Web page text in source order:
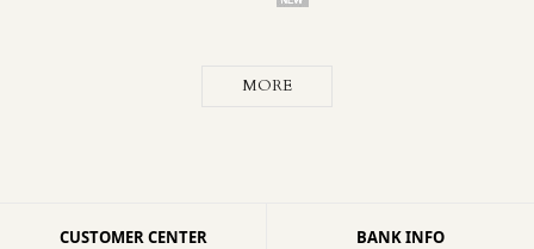
MORE
CUSTOMER CENTER BANK INFO